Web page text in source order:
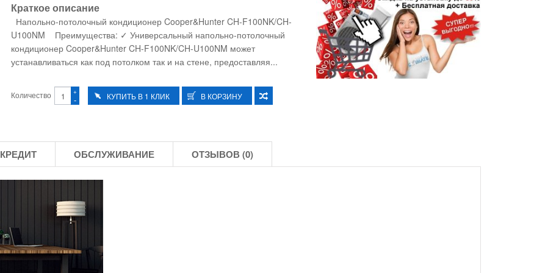
Краткое описание
Напольно-потолочный кондиционер Cooper&Hunter CH-F100NK/CH-
U100NM Преимущества: ✓ Универсальный напольно-потолочный
кондиционер Cooper&Hunter CH-F100NK/CH-U100NM может
устанавливаться как под потолком так и на стене, предоставляя...
Количество -
+
КРЕДИТ ОБСЛУЖИВАНИЕ ОТЗЫВОВ (0)